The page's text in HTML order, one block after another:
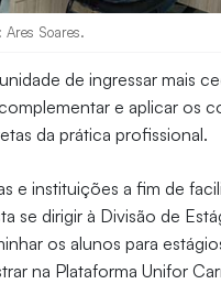
Soares.
de ingressar mais
e aplicar os
da prática profissional.
e instituições a fim de
se dirigir à Divisão de
os alunos para
na Plataforma Unifor